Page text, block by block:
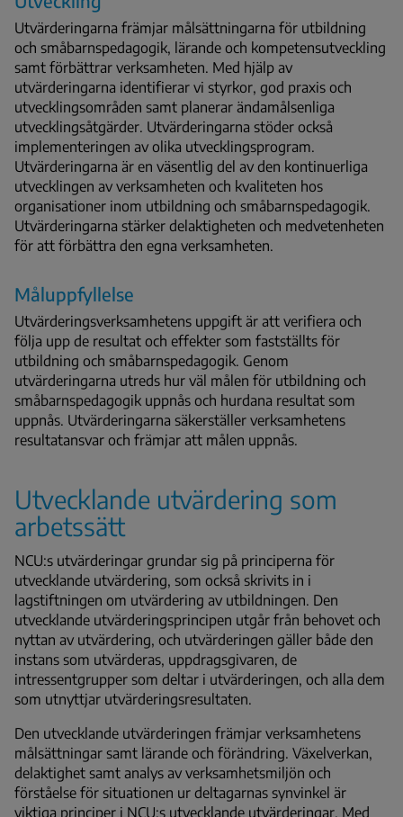
Utvärderingarna främjar målsättningarna för utbildning
och småbarnspedagogik, lärande och kompetensutveckling
samt förbättrar verksamheten. Med hjälp av
utvärderingarna identifierar vi styrkor, god praxis och
utvecklingsområden samt planerar ändamålsenliga
utvecklingsåtgärder. Utvärderingarna stöder också
implementeringen av olika utvecklingsprogram.
Utvärderingarna är en väsentlig del av den kontinuerliga
utvecklingen av verksamheten och kvaliteten hos
organisationer inom utbildning och småbarnspedagogik.
Utvärderingarna stärker delaktigheten och medvetenheten
för att förbättra den egna verksamheten.
Måluppfyllelse
Utvärderingsverksamhetens uppgift är att verifiera och
följa upp de resultat och effekter som fastställts för
utbildning och småbarnspedagogik. Genom
utvärderingarna utreds hur väl målen för utbildning och
småbarnspedagogik uppnås och hurdana resultat som
uppnås. Utvärderingarna säkerställer verksamhetens
resultatansvar och främjar att målen uppnås.
Utvecklande utvärdering som
arbetssätt
NCU:s utvärderingar grundar sig på principerna för
utvecklande utvärdering, som också skrivits in i
lagstiftningen om utvärdering av utbildningen. Den
utvecklande utvärderingsprincipen utgår från behovet och
nyttan av utvärdering, och utvärderingen gäller både den
instans som utvärderas, uppdragsgivaren, de
intressentgrupper som deltar i utvärderingen, och alla dem
som utnyttjar utvärderingsresultaten.
Den utvecklande utvärderingen främjar verksamhetens
målsättningar samt lärande och förändring. Växelverkan,
delaktighet samt analys av verksamhetsmiljön och
förståelse för situationen ur deltagarnas synvinkel är
viktiga principer i NCU:s utvecklande utvärderingar. Med